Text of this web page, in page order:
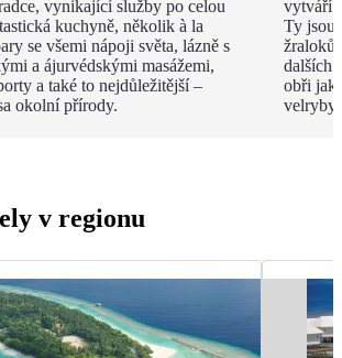
vynikající služby po celou
kuchyně, několik à la
se všemi nápoji světa, lázně s
a ájurvédskými masážemi,
a také to nejdůležitější –
okolní přírody.
vytváří
Ty jsou
dalších
obři
velryby.
v regionu